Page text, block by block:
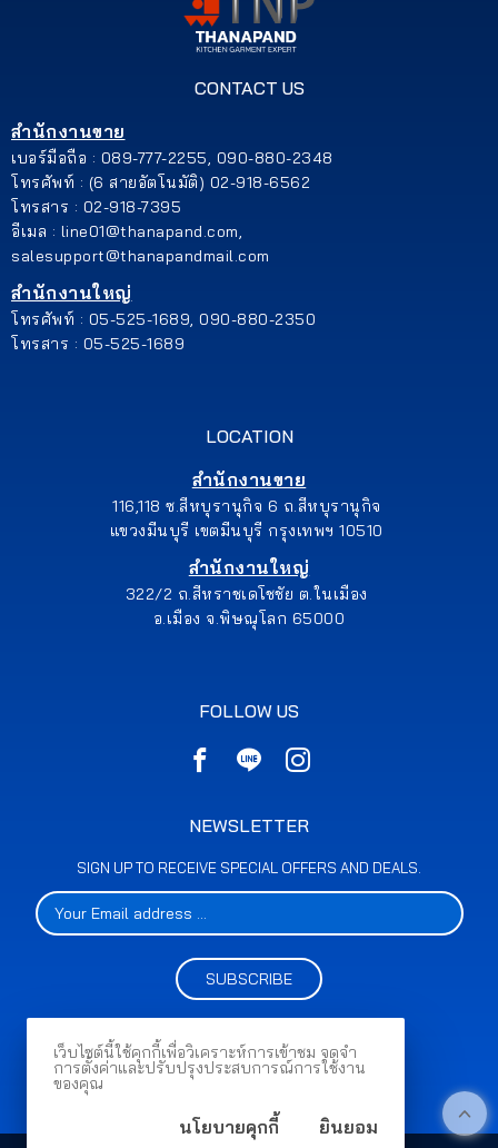
CONTACT US
สำนักงานขาย
เบอร์มือถือ : 089-777-2255, 090-880-2348
โทรศัพท์ : (6 สายอัตโนมัติ) 02-918-6562
โทรสาร : 02-918-7395
อีเมล : line01@thanapand.com,
salesupport@thanapandmail.com
สำนักงานใหญ่
โทรศัพท์ : 05-525-1689, 090-880-2350
โทรสาร : 05-525-1689
LOCATION
สำนักงานขาย
116,118 ซ.สีหบุรานุกิจ 6 ถ.สีหบุรานุกิจ
แขวงมีนบุรี เขตมีนบุรี กรุงเทพฯ 10510
สำนักงานใหญ่
322/2 ถ.สีหราชเดโชชัย ต.ในเมือง
อ.เมือง จ.พิษณุโลก 65000
FOLLOW US
NEWSLETTER
SIGN UP TO RECEIVE SPECIAL OFFERS AND DEALS.
SUBSCRIBE
เว็บไซต์นี้ใช้คุกกี้เพื่อวิเคราะห์การเข้าชม จดจำ
การตั้งค่าและปรับปรุงประสบการณ์การใช้งาน
ของคุณ
นโยบายคุกกี้ ยินยอม